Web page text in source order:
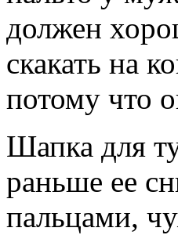
должен
скакать на
потому что
Шапка для
раньше ее
пальцами,